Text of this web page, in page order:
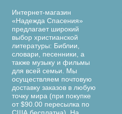
Интернет-магазин
«Надежда Спасения»
предлагает широкий
выбор христианской
литературы: Библии,
словари, песенники, а
также музыку и фильмы
для всей семьи. Мы
осуществляем почтовую
доставку заказов в любую
точку мира (при покупке
от $90.00 пересылка по
США бесплатна). На